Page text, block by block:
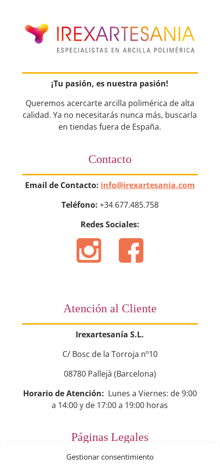
Gestionar consentimiento
¡Tu pasión, es nuestra pasión!
Queremos acercarte arcilla polimérica de alta
calidad. Ya no necesitarás nunca más, buscarla
en tiendas fuera de España.
Contacto
Email de Contacto: info@irexartesania.com
Teléfono: +34 677.485.758
Redes Sociales:
Atención al Cliente
Irexartesanía S.L.
C/ Bosc de la Torroja nº10
08780 Pallejà (Barcelona)
Horario de Atención: Lunes a Viernes: de 9:00
a 14:00 y de 17:00 a 19:00 horas
Páginas Legales
Preguntas Frecuentes